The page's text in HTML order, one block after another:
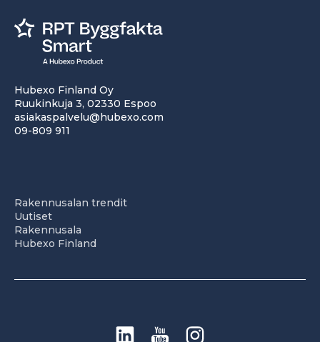
Hubexo Finland Oy
Ruukinkuja 3, 02330 Espoo
asiakaspalvelu@hubexo.com
09-809 911
Rakennusalan trendit
Uutiset
Rakennusala
Hubexo Finland